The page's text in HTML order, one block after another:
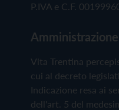
P.IVA e C.F.
Vita Trentina
cui al decreto
Indicazione resa ai
dell'art. 5 del